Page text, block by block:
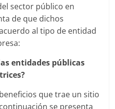
sector público en
de que dichos
al tipo de entidad
entidades públicas
que trae un sitio
se presenta